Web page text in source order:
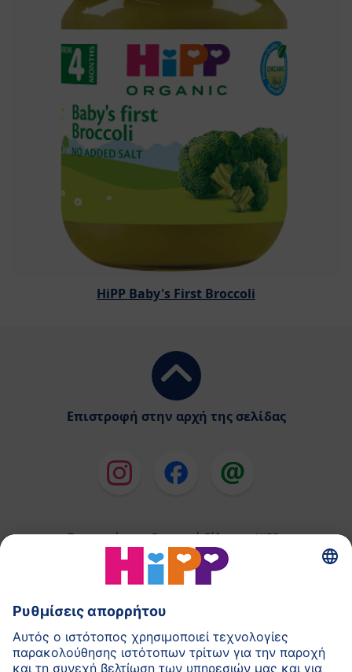
HiPP Baby's First Broccoli
Επιστροφή στην αρχή της σελίδας
Παρασκεύασμα Βρεφικού Γάλακτος HiPP
Παιδικές Τροφές HiPP
HiPP για Νήπια
Πολιτική Προστασίας Προσωπικών Δεδομένων